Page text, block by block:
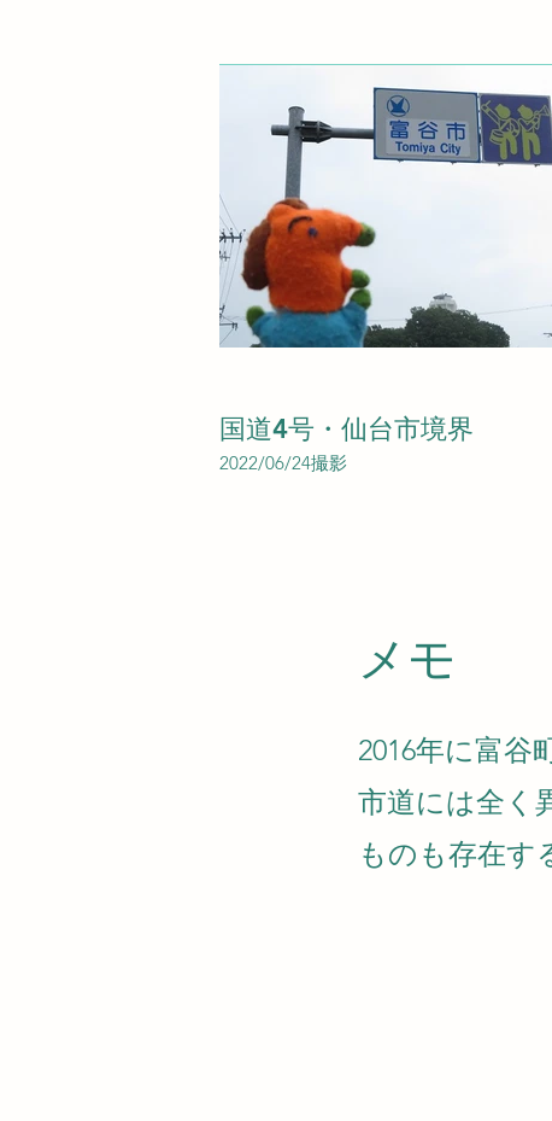
国道4号・仙台市境界
2022/06/24撮影
​メモ
2016年に富谷
市道には全く
ものも存在す